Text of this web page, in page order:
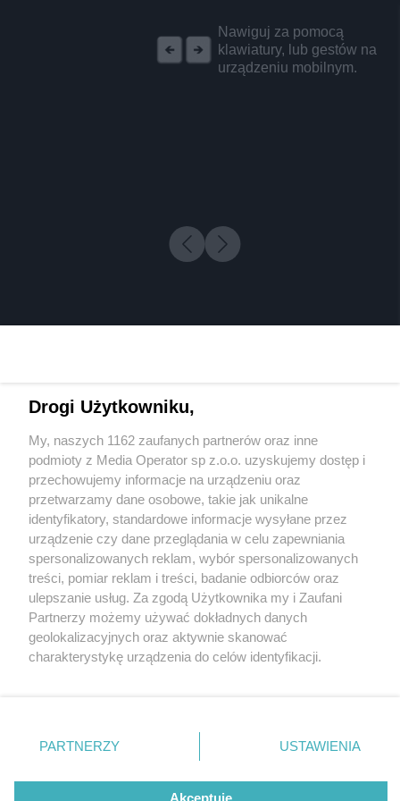
Nawiguj za pomocą
klawiatury, lub gestów na
urządzeniu mobilnym.
4 / 0
Wydawca mediów lokalnych
Nie zapomnij
zapoznać się z:
polityką prywatności regulamin korzystania z portali
Twojemiasto
Piekary Śląskie
Chorzów
Tarnowskie Góry
Gliwice
Skontakuj sięz nami
Kontakt
Wydawca
Redakcja
Drogi Użytkowniku,
My, naszych 1162 zaufanych partnerów oraz inne
podmioty z Media Operator sp z.o.o. uzyskujemy dostęp i
przechowujemy informacje na urządzeniu oraz
przetwarzamy dane osobowe, takie jak unikalne
identyfikatory, standardowe informacje wysyłane przez
urządzenie czy dane przeglądania w celu zapewniania
spersonalizowanych reklam, wybór spersonalizowanych
treści, pomiar reklam i treści, badanie odbiorców oraz
ulepszanie usług. Za zgodą Użytkownika my i Zaufani
Partnerzy możemy używać dokładnych danych
geolokalizacyjnych oraz aktywnie skanować
charakterystykę urządzenia do celów identyfikacji.
zmienić/wycofać klikając przycisk ustawień prywatności
znajdujący się w lewym dolnym rogu strony
rodzaje przetwarzania danych nie wymagają zgody
użytkownika, ale masz prawo sprzeciwić się takiemu
PARTNERZY USTAWIENIA
Akceptuję